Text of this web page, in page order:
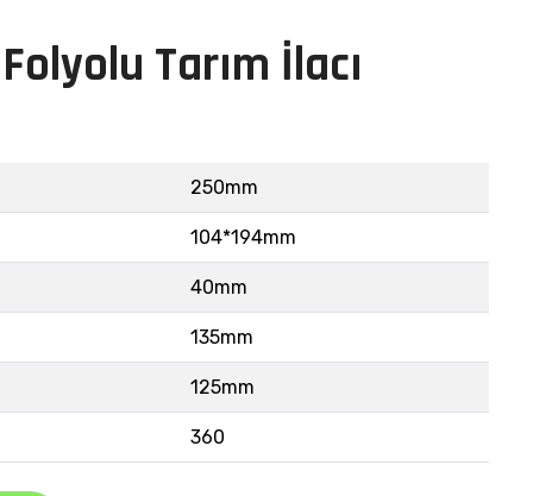
Tarım İlacı
250mm
104*194mm
40mm
135mm
125mm
360